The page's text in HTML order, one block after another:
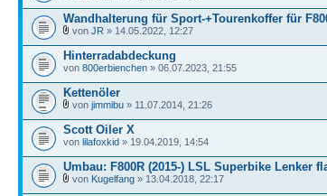
Wandhalterung für Sport-+Tourenkoffer für
von JR » 14.05.2022, 12:27
Hinterradabdeckung
von 800erbienchen » 06.07.2023, 21:55
Kettenöler
von jimmibu » 11.07.2014, 21:26
Scott Oiler X
von lilafoxkid » 19.04.2019, 14:54
Umbau: F800R (2015-) LSL Superbike Lenker
von Kugelfang » 13.04.2018, 22:17